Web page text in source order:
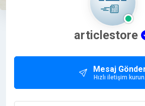
articlestore
Mesaj
Hızlı iletişim kurun.